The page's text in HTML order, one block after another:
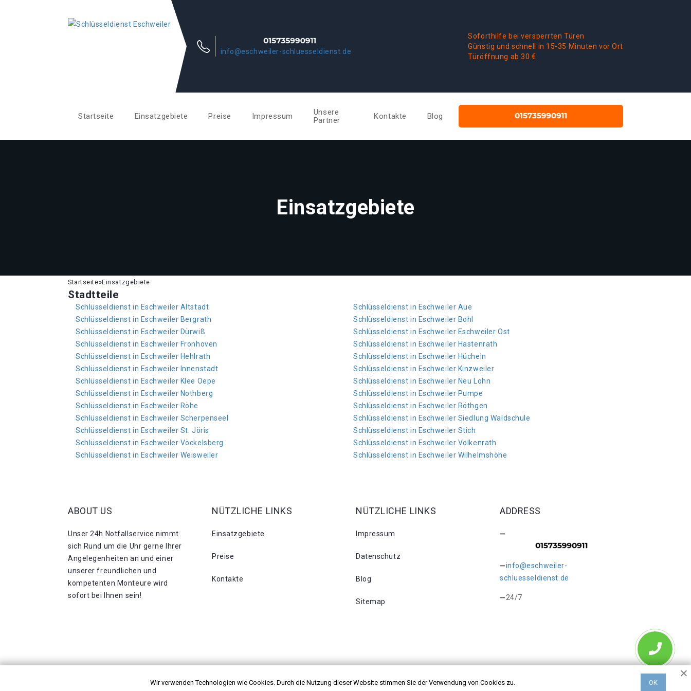
info@eschweiler-schluesseldienst.de
Soforthilfe bei versperrten Türen
Günstig und schnell in 15-35 Minuten vor Ort
Türöffnung ab 30 €
Startseite Einsatzgebiete Preise Impressum
Unsere
Partner
Kontakte Blog
Einsatzgebiete
Startseite»Einsatzgebiete
Stadtteile
Schlüsseldienst in Eschweiler Altstadt
Schlüsseldienst in Eschweiler Aue
Schlüsseldienst in Eschweiler Bergrath
Schlüsseldienst in Eschweiler Bohl
Schlüsseldienst in Eschweiler Dürwiß
Schlüsseldienst in Eschweiler Eschweiler Ost
Schlüsseldienst in Eschweiler Fronhoven
Schlüsseldienst in Eschweiler Hastenrath
Schlüsseldienst in Eschweiler Hehlrath
Schlüsseldienst in Eschweiler Hücheln
Schlüsseldienst in Eschweiler Innenstadt
Schlüsseldienst in Eschweiler Kinzweiler
Schlüsseldienst in Eschweiler Klee Oepe
Schlüsseldienst in Eschweiler Neu Lohn
Schlüsseldienst in Eschweiler Nothberg
Schlüsseldienst in Eschweiler Pumpe
Schlüsseldienst in Eschweiler Röhe
Schlüsseldienst in Eschweiler Röthgen
Schlüsseldienst in Eschweiler Scherpenseel
Schlüsseldienst in Eschweiler Siedlung Waldschule
Schlüsseldienst in Eschweiler St. Jöris
Schlüsseldienst in Eschweiler Stich
Schlüsseldienst in Eschweiler Vöckelsberg
Schlüsseldienst in Eschweiler Volkenrath
Schlüsseldienst in Eschweiler Weisweiler
Schlüsseldienst in Eschweiler Wilhelmshöhe
Wir verwenden Technologien wie Cookies. Durch die Nutzung dieser Website stimmen Sie der Verwendung von Cookies zu. ОК
ABOUT US
Unser 24h Notfallservice nimmt
sich Rund um die Uhr gerne Ihrer
Angelegenheiten an und einer
unserer freundlichen und
kompetenten Monteure wird
sofort bei Ihnen sein!
NÜTZLICHE LINKS
Einsatzgebiete
Preise
Kontakte
NÜTZLICHE LINKS
Impressum
Datenschutz
Blog
Sitemap
ADDRESS
info@eschweiler-
schluesseldienst.de
24/7
Copyright © 2026 Einsatzgebiete. Alle Rechte vorbehalten.